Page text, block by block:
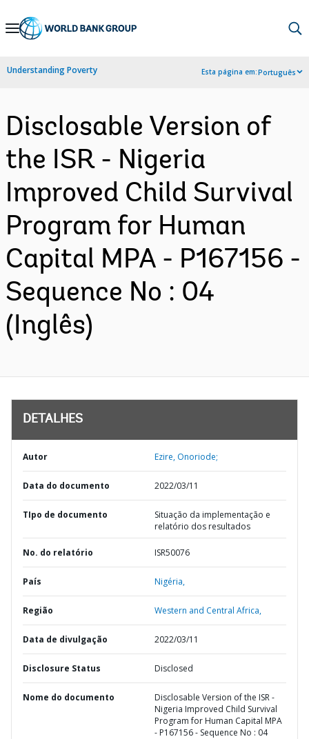
Skip
Navigation
Understanding Poverty Esta página em:Português
Disclosable Version of
the ISR - Nigeria
Improved Child Survival
Program for Human
Capital MPA - P167156 -
Sequence No : 04
(Inglês)
DETALHES
Autor Ezire, Onoriode;
Data do documento 2022/03/11
TIpo de documento
Situação da implementação e
relatório dos resultados
No. do relatório ISR50076
País Nigéria,
Região Western and Central Africa,
Data de divulgação 2022/03/11
Disclosure Status Disclosed
Nome do documento
Disclosable Version of the ISR -
Nigeria Improved Child Survival
Program for Human Capital MPA
- P167156 - Sequence No : 04